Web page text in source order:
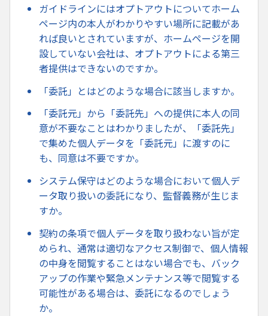
ガイドラインにはオプトアウトについてホーム
ページ内の本人がわかりやすい場所に記載があ
れば良いとされていますが、ホームページを開
設していない会社は、オプトアウトによる第三
者提供はできないのですか。
「委託」とはどのような場合に該当しますか。
「委託元」から「委託先」への提供に本人の同
意が不要なことはわかりましたが、「委託先」
で集めた個人データを「委託元」に渡すのに
も、同意は不要ですか。
システム保守はどのような場合において個人デ
ータ取り扱いの委託になり、監督義務が生じま
すか。
契約の条項で個人データを取り扱わない旨が定
められ、通常は適切なアクセス制御で、個人情報
の中身を閲覧することはない場合でも、バック
アップの作業や緊急メンテナンス等で閲覧する
可能性がある場合は、委託になるのでしょう
か。